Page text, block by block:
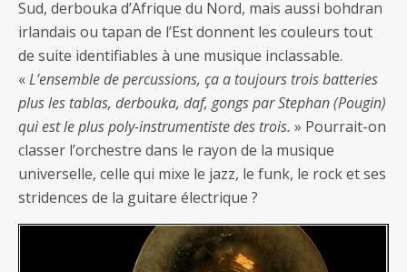
Sud, derbouka d’Afrique du Nord, mais aussi bohdran
irlandais ou tapan de l’Est donnent les couleurs tout
de suite identifiables à une musique inclassable.
«L’ensemble de percussions, ça a toujours trois batteries
plus les tablas, derbouka, daf, gongs par Stephan (Pougin)
qui est le plus poly-instrumentiste des trois. » Pourrait-on
classer l’orchestre dans le rayon de la musique
universelle, celle qui mixe le jazz, le funk, le rock et ses
stridences de la guitare électrique ?